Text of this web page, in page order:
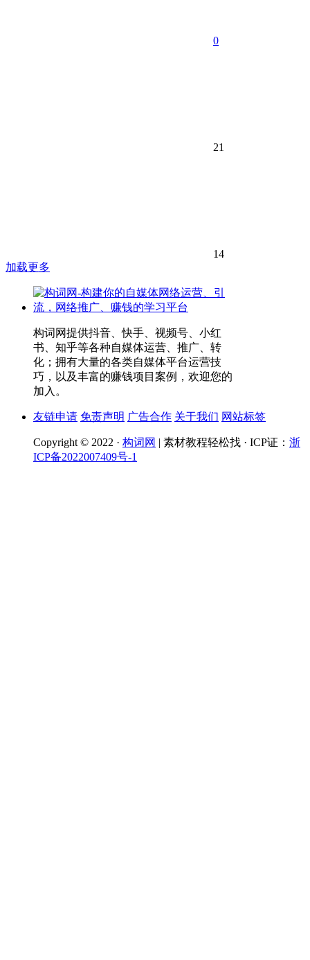
0
21
14
加载更多
构词网提供抖音、快手、视频号、小红
书、知乎等各种自媒体运营、推广、转
化；拥有大量的各类自媒体平台运营技
巧，以及丰富的赚钱项目案例，欢迎您的
加入。
友链申请 免责声明 广告合作 关于我们 网站标签
Copyright © 2022 · 构词网 | 素材教程轻松找 · ICP证： 浙
ICP备2022007409号-1